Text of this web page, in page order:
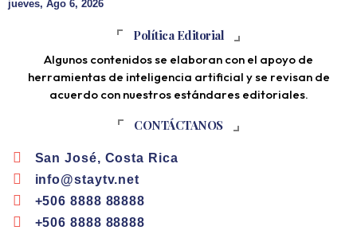
jueves, Ago 6, 2026
Política Editorial
Algunos contenidos se elaboran con el apoyo de
herramientas de inteligencia artificial y se revisan de
acuerdo con nuestros estándares editoriales.
CONTÁCTANOS
San José, Costa Rica
info@staytv.net
+506 8888 88888
+506 8888 88888